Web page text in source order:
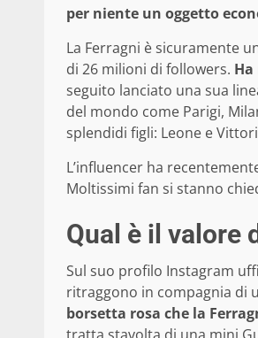
per niente un oggetto
La Ferragni è sicuramente
di 26 milioni di followers. Ha
seguito lanciato una sua
del mondo come Parigi,
splendidi figli: Leone e
L’influencer ha
Moltissimi fan si stanno
Qual è il valore
Sul suo profilo Instagram
ritraggono in compagnia di
borsetta rosa che la